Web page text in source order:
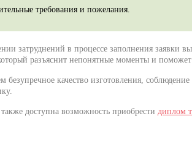
требования и пожелания.
затруднений в процессе заполнения заявки
разъяснит непонятные моменты и поможет
безупречное качество изготовления,
доступна возможность приобрести диплом